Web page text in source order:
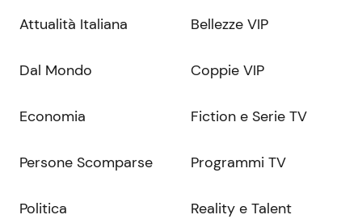
Attualità Italiana
Dal Mondo
Economia
Persone Scomparse
Politica
Bellezze VIP
Coppie VIP
Fiction e Serie TV
Programmi TV
Reality e Talent